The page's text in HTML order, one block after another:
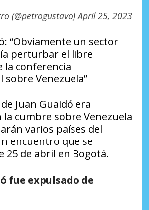
(@petrogustavo)April 25, 2023
“Obviamente un sector
perturbar el libre
la conferencia
sobre Venezuela”
Juan Guaidó era
cumbre sobre Venezuela
varios países del
encuentro que se
25 de abril en Bogotá.
fue expulsado de